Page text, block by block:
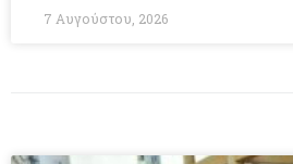
7 Αυγούστου, 2026